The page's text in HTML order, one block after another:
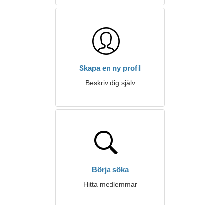
Skapa en ny profil
Beskriv dig själv
Börja söka
Hitta medlemmar